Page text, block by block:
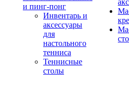
и пинг-понг
Инвентарь и
аксессуары
для
настольного
тенниса
Теннисные
столы